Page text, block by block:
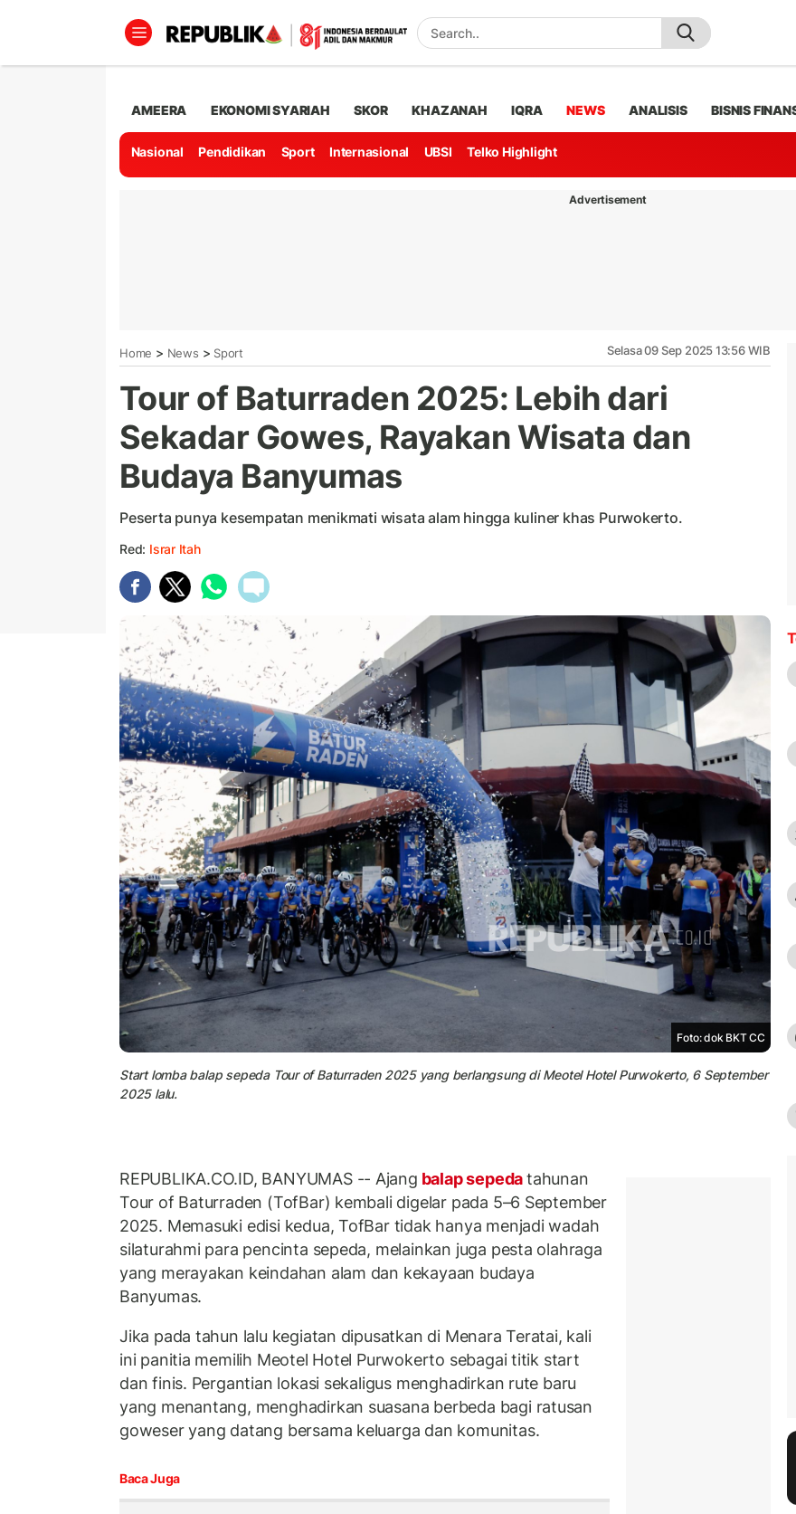
AMEERA EKONOMI SYARIAH SKOR KHAZANAH IQRA NEWS ANALISIS BISNIS
Nasional Pendidikan Sport Internasional UBSI Telko Highlight
Advertisement
Home > News > Sport Selasa 09 Sep 2025 13:56 WIB
Tour of Baturraden 2025: Lebih dari
Sekadar Gowes, Rayakan Wisata dan
Budaya Banyumas
Peserta punya kesempatan menikmati wisata alam hingga kuliner khas Purwokerto.
Red: Israr Itah
Foto: dok BKT CC
Start lomba balap sepeda Tour of Baturraden 2025 yang berlangsung di Meotel Hotel Purwokerto, 6 September
2025 lalu.
REPUBLIKA.CO.ID, BANYUMAS -- Ajang balap sepedatahunan
Tour of Baturraden (TofBar) kembali digelar pada 5–6 September
2025. Memasuki edisi kedua, TofBar tidak hanya menjadi wadah
silaturahmi para pencinta sepeda, melainkan juga pesta olahraga
yang merayakan keindahan alam dan kekayaan budaya
Banyumas.
Jika pada tahun lalu kegiatan dipusatkan di Menara Teratai, kali
ini panitia memilih Meotel Hotel Purwokerto sebagai titik start
dan finis. Pergantian lokasi sekaligus menghadirkan rute baru
yang menantang, menghadirkan suasana berbeda bagi ratusan
goweser yang datang bersama keluarga dan komunitas.
Baca Juga